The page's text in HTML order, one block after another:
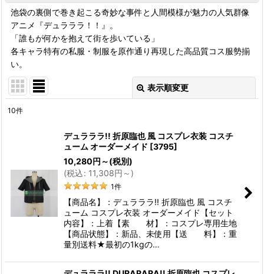
池袋の裏側で巻き起こる奇妙な事件と人間模様が魅力の人気群像
アニメ『デュラララ！！』。
「誰もが何かを抱えて街を歩いている」
各キャラ特有の私服・制服を原作通り再現した高品質コス服勢揃
い。
表示順変更
絞り込む
10件
デュラララ!! 折原臨也 風 コスプレ衣装 コスチ
ューム オーダーメイド [3795]
10,280円 ～(税別)
(税込: 11,308円 ～ )
1件
【商品名】：デュラララ!! 折原臨也 風 コスチ
ューム コスプレ衣装 オーダーメイド【セット
内容】：上着【素 材】：コスプレ専用生地
【商品状態】：新品、未使用【送 料】：重
量別送料★最初の1kgの…